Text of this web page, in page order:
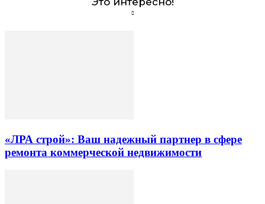
«ЛРА строй»: Ваш надежный партнер в сфере
ремонта коммерческой недвижимости